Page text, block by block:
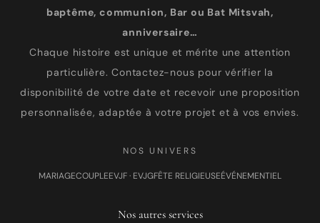
baptême, communion, Bar ou Bat Mitsvah,
anniversaire…
Chaque histoire est unique et mérite une attention
particulière. Contactez-nous pour vérifier la
disponibilité de votre date et recevoir une proposition
personnalisée, adaptée à votre projet et à vos envies.
NOS UNIVERS
MARIAGECOUPLEEVJF · EVJGFÊTE RELIGIEUSEÉVÉNEMENTIEL
Nos autres services